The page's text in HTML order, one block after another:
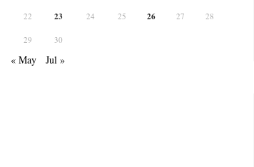
22 23 24 25 26 27 28
29 30
« May Jul »